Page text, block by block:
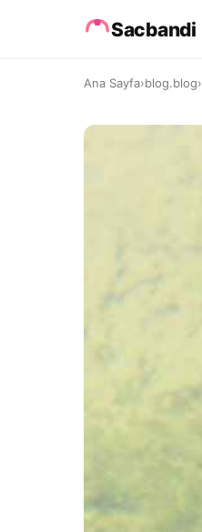
Sacbandi
Ana Sayfa›blog.blog›